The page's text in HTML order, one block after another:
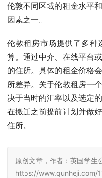
伦敦不同区域的租金水平
因素之一。
伦敦租房市场提供了多种
算。通过中介、在线平台
的住所。具体的租金价格
所差异。关于伦敦租房一
决于当时的汇率以及选定
在搬迁之前提前计划并做
住所。
原创文章，作者：英国学生
https://www.qunheji.com/